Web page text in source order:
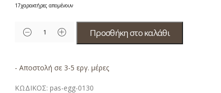
17χαρακτήρες απομένουν
Προσθήκη στο καλάθι
- Αποστολή σε 3-5 εργ. μέρες
ΚΩΔΙΚΟΣ: pas-egg-0130